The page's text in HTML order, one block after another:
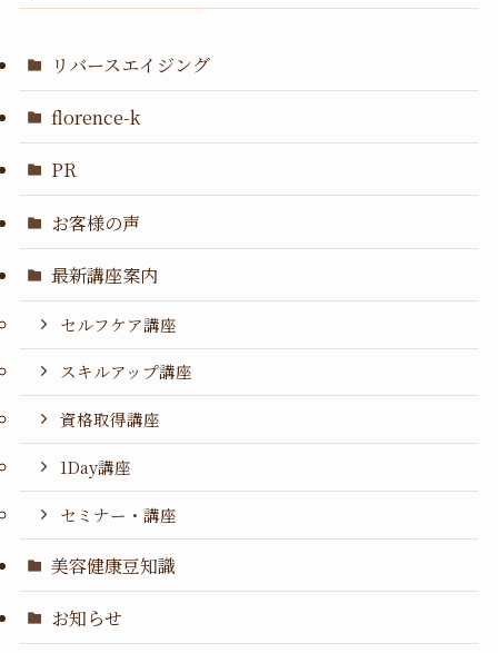
リバースエイジング
florence-k
PR
お客様の声
最新講座案内
セルフケア講座
スキルアップ講座
資格取得講座
1Day講座
セミナー・講座
美容健康豆知識
お知らせ